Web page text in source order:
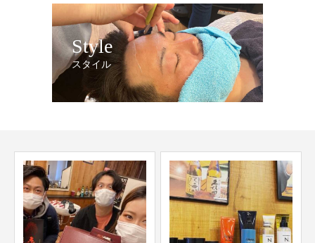
Style
スタイル